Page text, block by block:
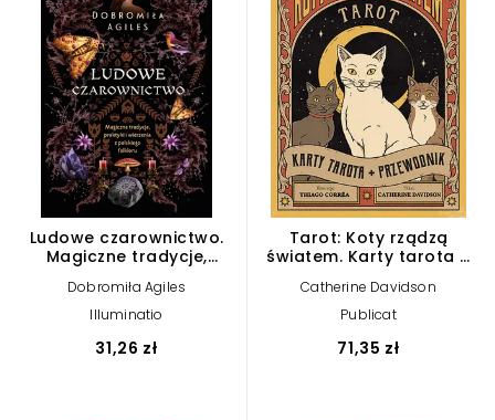
Ludowe czarownictwo.
Magiczne tradycje,
polskiego folkloru
Dobromiła Agiles
Illuminatio
31,26 zł
Tarot: Koty rządzą
światem. Karty tarota +
Catherine Davidson
Publicat
71,35 zł